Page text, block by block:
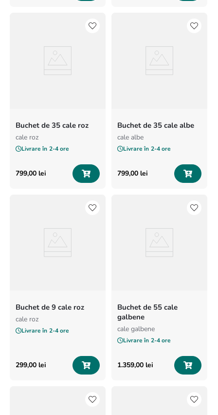
Buchet de 35 cale roz
cale roz
Livrare în 2-4 ore
799,00 lei
Buchet de 35 cale albe
cale albe
Livrare în 2-4 ore
799,00 lei
Buchet de 9 cale roz
cale roz
Livrare în 2-4 ore
299,00 lei
Buchet de 55 cale
galbene
cale galbene
Livrare în 2-4 ore
1.359,00 lei